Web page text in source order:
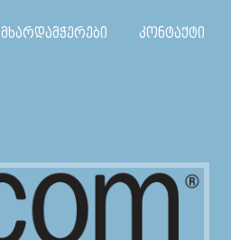
მხარდამჭერები კონტაქტი